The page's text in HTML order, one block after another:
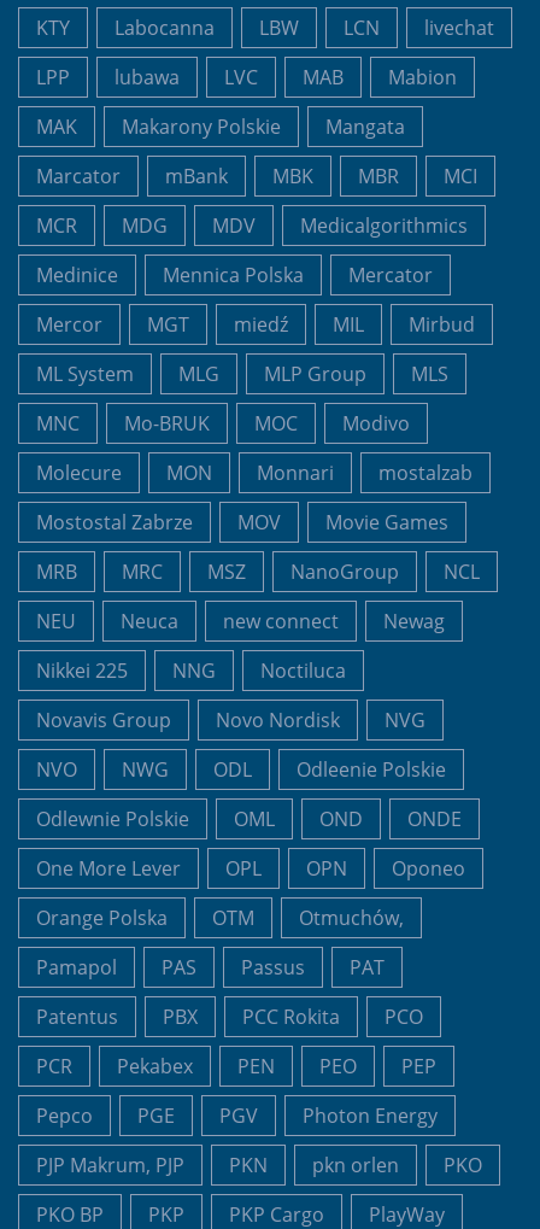
KTY Labocanna LBW LCN
livechat
LPP
lubawa LVC MAB
Mabion
MAK
Makarony Polskie
Mangata
Marcator
mBank MBK MBR
MCI
MCR
MDG MDV
Medicalgorithmics
Medinice
Mennica Polska
Mercator
Mercor
MGT miedź MIL
Mirbud
ML System
MLG MLP Group
MLS
MNC
Mo-BRUK MOC
Modivo
Molecure
MON Monnari
mostalzab
Mostostal Zabrze
MOV
Movie Games
MRB
MRC MSZ NanoGroup
NCL
NEU
Neuca new connect
Newag
Nikkei 225
NNG
Noctiluca
Novavis Group
Novo Nordisk
NVG
NVO
NWG ODL
Odleenie Polskie
Odlewnie Polskie
OML OND
ONDE
One More Lever
OPL OPN
Oponeo
Orange Polska
OTM
Otmuchów,
Pamapol
PAS Passus
PAT
Patentus
PBX PCC Rokita
PCO
PCR
Pekabex PEN PEO
PEP
Pepco
PGE PGV
Photon Energy
PJP Makrum, PJP
PKN pkn orlen
PKO
PKO BP
PKP PKP Cargo
PlayWay